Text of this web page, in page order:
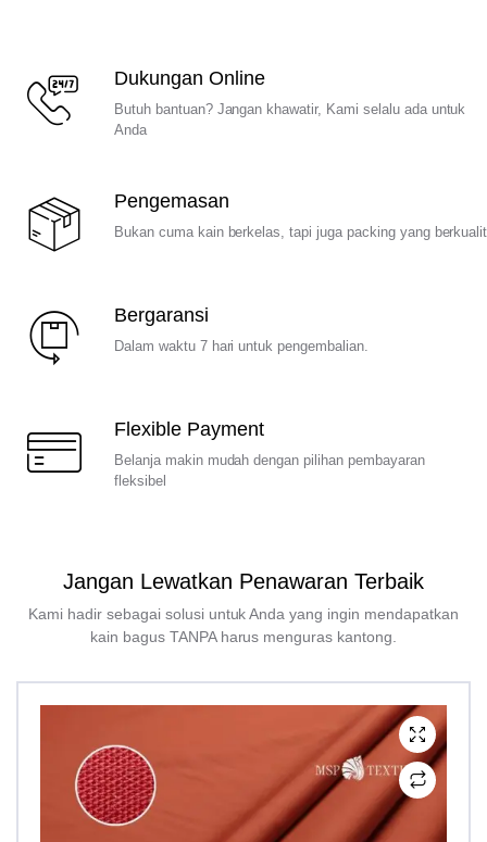
Dukungan Online
Butuh bantuan? Jangan khawatir, Kami selalu ada untuk
Anda
Pengemasan
Bukan cuma kain berkelas, tapi juga packing yang
Bergaransi
Dalam waktu 7 hari untuk pengembalian.
Flexible Payment
Belanja makin mudah dengan pilihan pembayaran
fleksibel
Jangan Lewatkan Penawaran Terbaik
Kami hadir sebagai solusi untuk Anda yang ingin mendapatkan
kain bagus TANPA harus menguras kantong.